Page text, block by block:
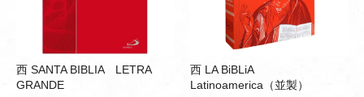
西 SANTA BIBLIA LETRA
GRANDE
西 LA BiBLiA
Latinoamerica（並製）